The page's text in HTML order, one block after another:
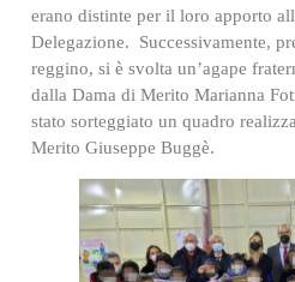
erano distinte per il loro apporto
Delegazione. Successivamente,
reggino, si è svolta un’agape
dalla Dama di Merito Marianna
stato sorteggiato un quadro
Merito Giuseppe Buggè.